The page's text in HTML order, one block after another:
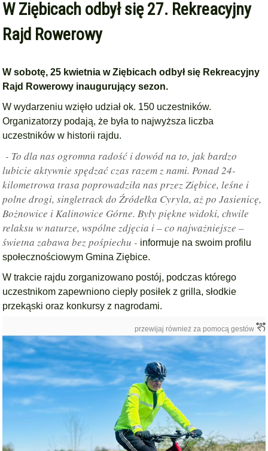
W Ziębicach odbył się 27. Rekreacyjny
Rajd Rowerowy
W sobotę, 25 kwietnia w Ziębicach odbył się Rekreacyjny
Rajd Rowerowy inaugurujący sezon.
W wydarzeniu wzięło udział ok. 150 uczestników.
Organizatorzy podają, że była to najwyższa liczba
uczestników w historii rajdu.
- To dla nas ogromna radość i dowód na to, jak bardzo
lubicie aktywnie spędzać czas razem z nami. Ponad 24-
kilometrowa trasa poprowadziła nas przez Ziębice, leśne i
polne drogi, singletrack do Źródełka Cyryla, aż po Jasienicę,
Bożnowice i Kalinowice Górne. Były piękne widoki, chwile
relaksu w naturze, wspólne zdjęcia i – co najważniejsze –
świetna zabawa bez pośpiechu - informuje na swoim profilu
społecznościowym Gmina Ziębice.
W trakcie rajdu zorganizowano postój, podczas którego
uczestnikom zapewniono ciepły posiłek z grilla, słodkie
przekąski oraz konkursy z nagrodami.
przewijaj również za pomocą gestów